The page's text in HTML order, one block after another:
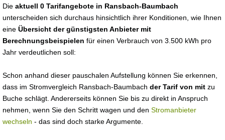
Die aktuell 0 Tarifangebote in Ransbach-Baumbach
unterscheiden sich durchaus hinsichtlich ihrer Konditionen, wie Ihnen
eine Übersicht der günstigsten Anbieter mit
Berechnungsbeispielen für einen Verbrauch von 3.500 kWh pro
Jahr verdeutlichen soll:
Schon anhand dieser pauschalen Aufstellung können Sie erkennen,
dass im Stromvergleich Ransbach-Baumbach der Tarif von mit zu
Buche schlägt. Andererseits können Sie bis zu direkt in Anspruch
nehmen, wenn Sie den Schritt wagen und den Stromanbieter
wechseln - das sind doch starke Argumente.